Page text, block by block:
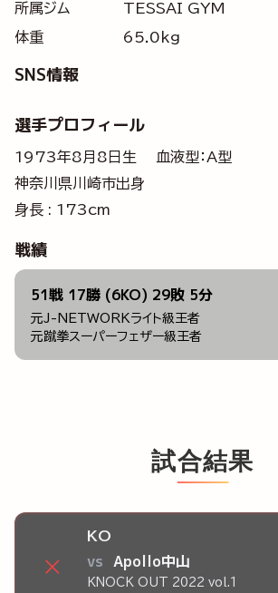
所属ジム
TESSAI GYM
体重
65.0kg
SNS情報
選手プロフィール
1973年8月8日生 血液型：A型
神奈川県川崎市出身
身長 : 173cm
戦績
51戦 17勝 (6KO) 29敗 5分
元J-NETWORKライト級王者
元蹴拳スーパーフェザー級王者
試合結果
×
KO
vs Apollo中山
KNOCK OUT 2022 vol.1